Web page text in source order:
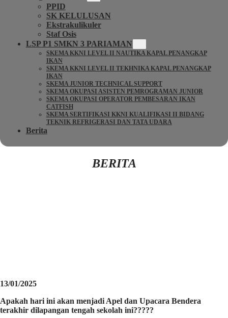
PPID
SK KELULUSAN
Ekstrakulikuler
Staf Osis
LSP P1 SMKN 3 PARIAMAN
SKEMA KKNI LEVEL II NAUTIKA KAPAL PENANGKAP
IKAN
SKEMA KKNI LEVEL II TEKHNIKA KAPAL PENANGKAP
IKAN
SKEMA JUNIOR TECHNICAL SUPPORT
SKEMA OKUPASI ASISTEN PEMROGRAMAN JUNIOR
SKEMA OKUPASI OPERATOR PEMBESARAN IKAN
CATFISH
SKEMA SERTIFIKASI KKNI KUALIFIKASI II BIDANG
TEKNIK REFRIGERASI DAN TATA UDARA
Berita
BERITA
13/01/2025
Apakah hari ini akan menjadi Apel dan Upacara Bendera
terakhir dilapangan tengah sekolah ini?????